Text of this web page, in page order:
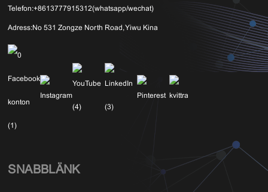
Telefon:+8613777915312(whatsapp/wechat)
Adress:No 531 Zongze North Road, Yiwu Kina
SNABBLÄNK